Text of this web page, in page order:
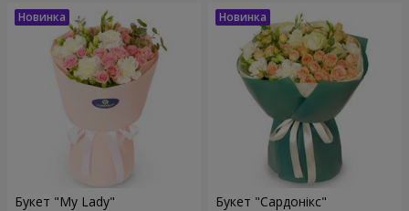
Букет "My Lady" Букет "Сардонікс"